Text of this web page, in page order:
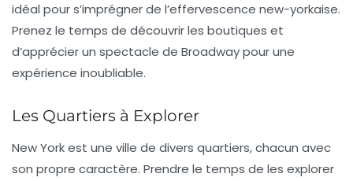
idéal pour s’imprégner de l’effervescence new-yorkaise.
Prenez le temps de découvrir les boutiques et
d’apprécier un spectacle de Broadway pour une
expérience inoubliable.
Les Quartiers à Explorer
New York est une ville de divers quartiers, chacun avec
son propre caractère. Prendre le temps de les explorer